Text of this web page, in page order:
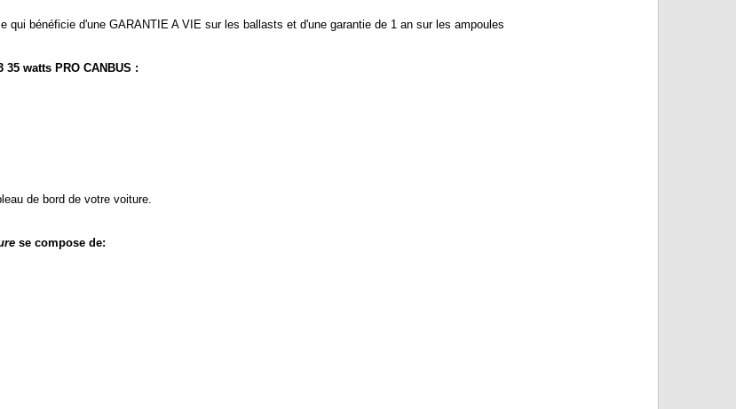
qui bénéficie d'une GARANTIE A VIE sur les ballasts et d'une garantie de 1 an sur les ampoules
watts PRO CANBUS :
de bord de votre voiture.
se compose de: